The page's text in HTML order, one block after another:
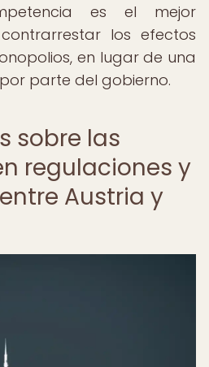
es el mejor
los efectos
en lugar de una
parte del gobierno.
sobre las
regulaciones y
Austria y